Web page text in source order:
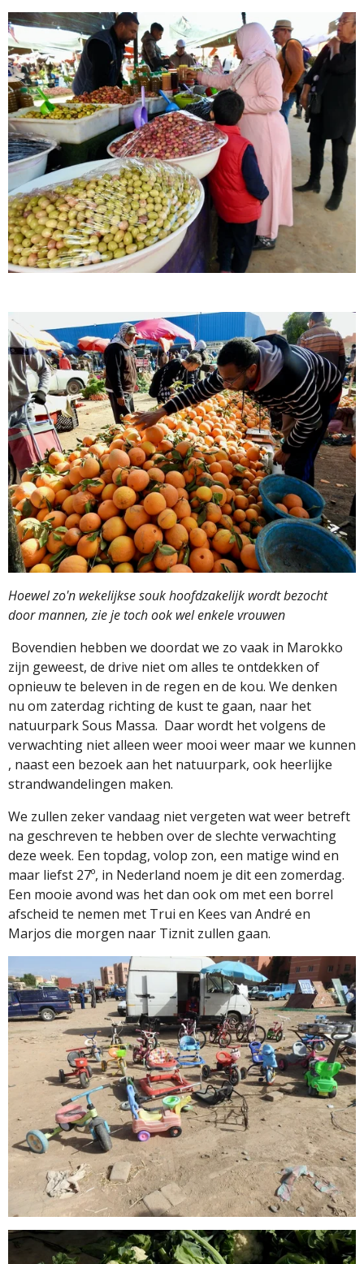
Hoewel zo'n wekelijkse souk hoofdzakelijk wordt bezocht
door mannen, zie je toch ook wel enkele vrouwen
Bovendien hebben we doordat we zo vaak in Marokko
zijn geweest, de drive niet om alles te ontdekken of
opnieuw te beleven in de regen en de kou. We denken
nu om zaterdag richting de kust te gaan, naar het
natuurpark Sous Massa. Daar wordt het volgens de
verwachting niet alleen weer mooi weer maar we kunnen
, naast een bezoek aan het natuurpark, ook heerlijke
strandwandelingen maken.
We zullen zeker vandaag niet vergeten wat weer betreft
na geschreven te hebben over de slechte verwachting
deze week. Een topdag, volop zon, een matige wind en
maar liefst 27º, in Nederland noem je dit een zomerdag.
Een mooie avond was het dan ook om met een borrel
afscheid te nemen met Trui en Kees van André en
Marjos die morgen naar Tiznit zullen gaan.